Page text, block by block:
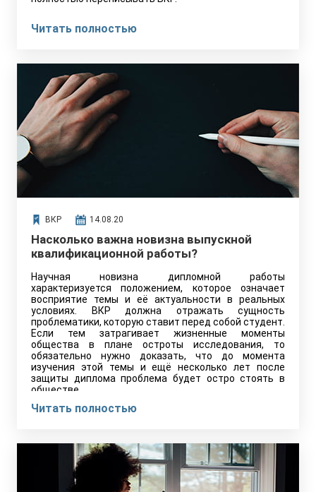
Читать полностью
ВКР 14.08.20
Насколько важна новизна выпускной
квалификационной работы?
Научная новизна дипломной работы
характеризуется положением, которое означает
восприятие темы и её актуальности в реальных
условиях. ВКР должна отражать сущность
проблематики, которую ставит перед собой студент.
Если тем затрагивает жизненные моменты
общества в плане остроты исследования, то
обязательно нужно доказать, что до момента
изучения этой темы и ещё несколько лет после
защиты диплома проблема будет остро стоять в
обществе.
Читать полностью